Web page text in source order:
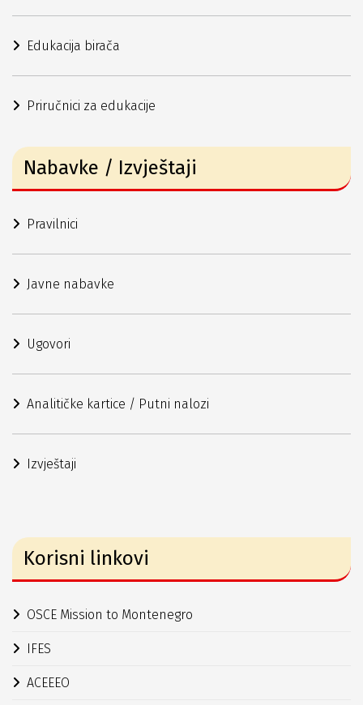
Edukacija birača
Priručnici za edukacije
Nabavke / Izvještaji
Pravilnici
Javne nabavke
Ugovori
Analitičke kartice / Putni nalozi
Izvještaji
Korisni linkovi
OSCE Mission to Montenegro
IFES
ACEEEO